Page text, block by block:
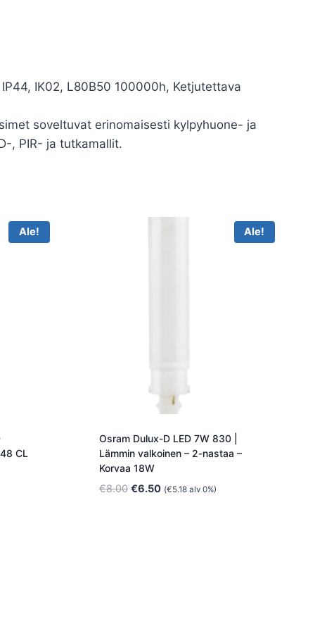
IK02, L80B50 100000h, Ketjutettava
soveltuvat erinomaisesti kylpyhuone- ja
, PIR- ja tutkamallit.
Ale!
CL
Ale!
Osram Dulux-D LED 7W 830 |
Lämmin valkoinen – 2-nastaa –
Korvaa 18W
€8.00 Alkuperäinen
€6.50Nykyinen
(€5.18 alv 0%)